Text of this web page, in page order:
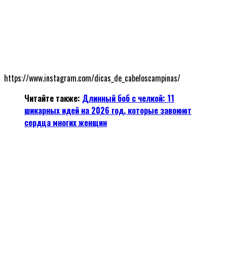
https://www.instagram.com/dicas_de_cabeloscampinas/
Читайте также: Длинный боб с челкой: 11
шикарных идей на 2026 год, которые завоюют
сердца многих женщин